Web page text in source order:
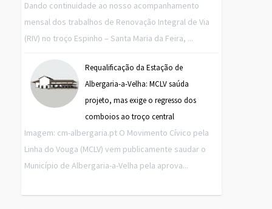
Dando continuidade ao nosso acompanhamento
mensal dos trabalhos de Renovação Integral de Via
(RIV) no troço Espinho – Santa Maria da Feira, ...
Requalificação da Estação de
Albergaria-a-Velha: MCLV saúda
projeto, mas exige o regresso dos
comboios ao troço central
Imagem: cm-albergaria.pt O Movimento Cívico pela
Linha do Vouga (MCLV) vem publicamente saudar o
Município de Albergaria-a-Velha pela aprova...